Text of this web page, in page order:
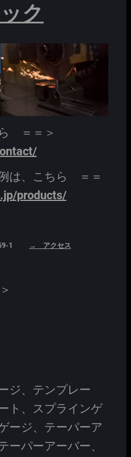
ク
ら ＝＝＞
は、こちら ＝＝
products/
59-1
→ アクセス
ジ、テンプレー
ト、スプラインゲ
ージ、テーパーア
ーパーアーバー、